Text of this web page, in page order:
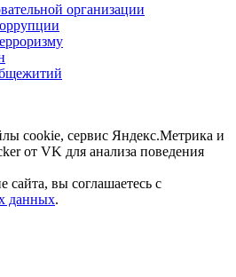
организации
cookie, сервис Яндекс.Метрика и
от VK для анализа поведения
сайта, вы соглашаетесь с
данных.